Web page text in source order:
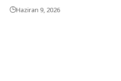
Haziran 9, 2026